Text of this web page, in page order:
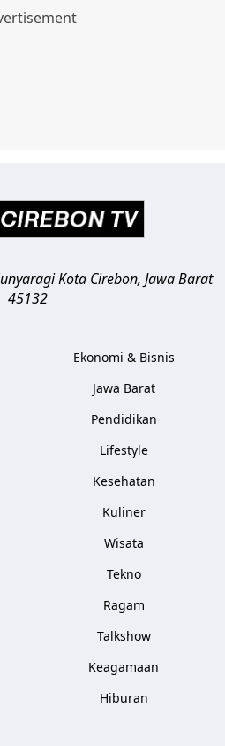
Kota Cirebon, Jawa Barat
45132
Ekonomi & Bisnis
Jawa Barat
Pendidikan
Lifestyle
Kesehatan
Kuliner
Wisata
Tekno
Ragam
Talkshow
Keagamaan
Hiburan